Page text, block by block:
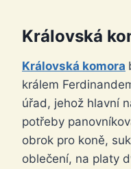
Královská
Královská komora
králem
úřad, jehož hlavní
potřeby
obrok pro koně,
oblečení, na platy